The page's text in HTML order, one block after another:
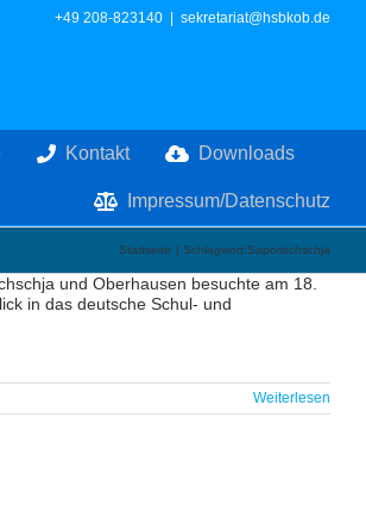
+49 208-823140 sekretariat@hsbkob.de
Kontakt Downloads
Impressum/Datenschutz
Startseite Schlagwort:Saporischschja
und Oberhausen besuchte am 18.
in das deutsche Schul- und
Weiterlesen